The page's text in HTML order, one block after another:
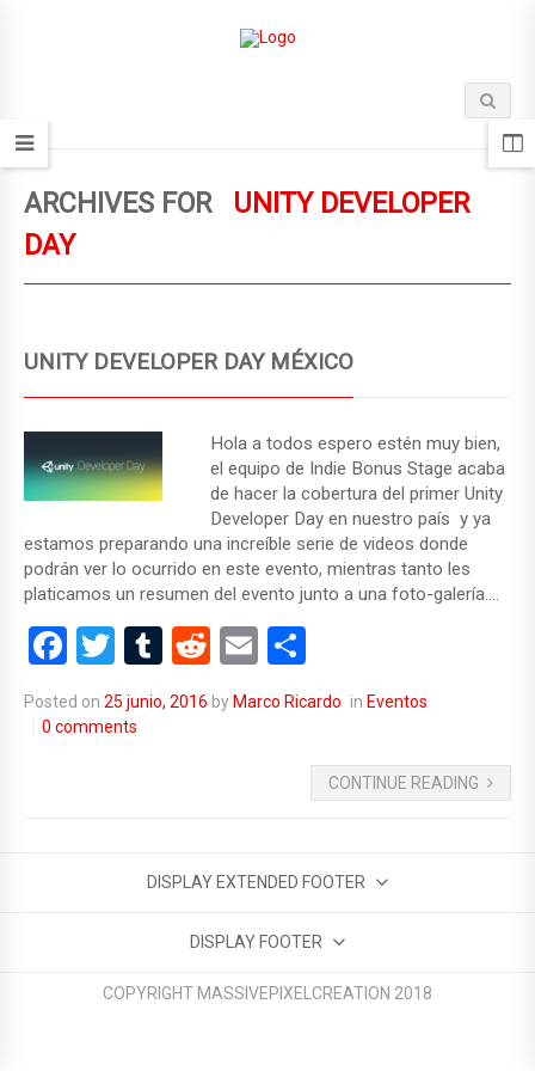
ARCHIVES FOR
UNITY DEVELOPER
DAY
UNITY DEVELOPER DAY MÉXICO
Hola a todos espero estén muy bien,
el equipo de Indie Bonus Stage acaba
de hacer la cobertura del primer Unity
Developer Day en nuestro país y ya
estamos preparando una increíble serie de videos donde
podrán ver lo ocurrido en este evento, mientras tanto les
platicamos un resumen del evento junto a una foto-galería….
F
a
ce
T
wi
tt
T
u
m
R
e
d
E
m
ail m
p
ar
Posted on 25 junio, 2016 by Marco Ricardo in Eventos
0 comments
CONTINUE READING
DISPLAY EXTENDED FOOTER
DISPLAY FOOTER
COPYRIGHT MASSIVEPIXELCREATION 2018